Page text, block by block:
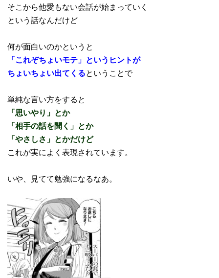
そこから他愛もない会話が始まっていく
という話なんだけど
何が面白いのかというと
「これぞちょいモテ」というヒントが
ちょいちょい出てくるということで
単純な言い方をすると
「思いやり」とか
「相手の話を聞く」とか
「やさしさ」とかだけど
これが実によく表現されています。
いや、見てて勉強になるなあ。